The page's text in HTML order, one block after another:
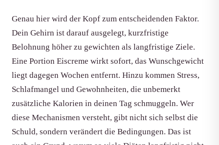
Genau hier wird der Kopf zum entscheidenden Faktor.
Dein Gehirn ist darauf ausgelegt, kurzfristige
Belohnung höher zu gewichten als langfristige Ziele.
Eine Portion Eiscreme wirkt sofort, das Wunschgewicht
liegt dagegen Wochen entfernt. Hinzu kommen Stress,
Schlafmangel und Gewohnheiten, die unbemerkt
zusätzliche Kalorien in deinen Tag schmuggeln. Wer
diese Mechanismen versteht, gibt nicht sich selbst die
Schuld, sondern verändert die Bedingungen. Das ist